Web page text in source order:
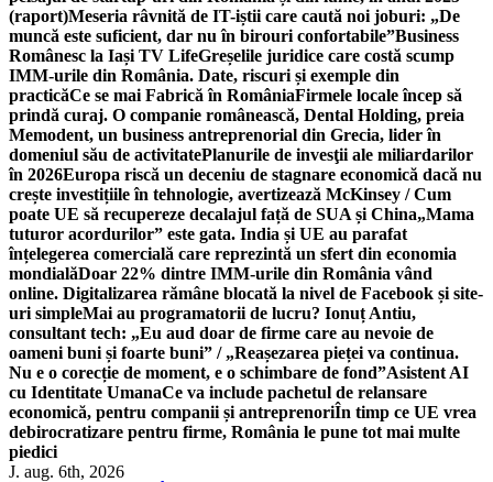
(raport)Meseria râvnită de IT-iștii care caută noi joburi: „De
muncă este suficient, dar nu în birouri confortabile”Business
Românesc la Iași TV LifeGreșelile juridice care costă scump
IMM-urile din România. Date, riscuri și exemple din
practicăCe se mai Fabrică în RomâniaFirmele locale încep să
prindă curaj. O companie românească, Dental Holding, preia
Memodent, un business antreprenorial din Grecia, lider în
domeniul său de activitatePlanurile de invesţii ale miliardarilor
în 2026Europa riscă un deceniu de stagnare economică dacă nu
crește investițiile în tehnologie, avertizează McKinsey / Cum
poate UE să recupereze decalajul față de SUA și China„Mama
tuturor acordurilor” este gata. India și UE au parafat
înțelegerea comercială care reprezintă un sfert din economia
mondialăDoar 22% dintre IMM-urile din România vând
online. Digitalizarea rămâne blocată la nivel de Facebook și site-
uri simpleMai au programatorii de lucru? Ionuț Antiu,
consultant tech: „Eu aud doar de firme care au nevoie de
oameni buni și foarte buni” / „Reașezarea pieței va continua.
Nu e o corecție de moment, e o schimbare de fond”Asistent AI
cu Identitate UmanaCe va include pachetul de relansare
economică, pentru companii și antreprenoriÎn timp ce UE vrea
debirocratizare pentru firme, România le pune tot mai multe
piedici
J. aug. 6th, 2026